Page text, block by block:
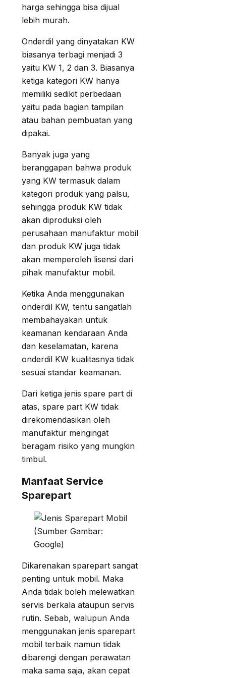
harga sehingga bisa dijual
lebih murah.
Onderdil yang dinyatakan KW
biasanya terbagi menjadi 3
yaitu KW 1, 2 dan 3. Biasanya
ketiga kategori KW hanya
memiliki sedikit perbedaan
yaitu pada bagian tampilan
atau bahan pembuatan yang
dipakai.
Banyak juga yang
beranggapan bahwa produk
yang KW termasuk dalam
kategori produk yang palsu,
sehingga produk KW tidak
akan diproduksi oleh
perusahaan manufaktur mobil
dan produk KW juga tidak
akan memperoleh lisensi dari
pihak manufaktur mobil.
Ketika Anda menggunakan
onderdil KW, tentu sangatlah
membahayakan untuk
keamanan kendaraan Anda
dan keselamatan, karena
onderdil KW kualitasnya tidak
sesuai standar keamanan.
Dari ketiga jenis spare part di
atas, spare part KW tidak
direkomendasikan oleh
manufaktur mengingat
beragam risiko yang mungkin
timbul.
Manfaat Service
Sparepart
(Sumber Gambar:
Google)
Dikarenakan sparepart sangat
penting untuk mobil. Maka
Anda tidak boleh melewatkan
servis berkala ataupun servis
rutin. Sebab, walupun Anda
menggunakan jenis sparepart
mobil terbaik namun tidak
dibarengi dengan perawatan
maka sama saja, akan cepat